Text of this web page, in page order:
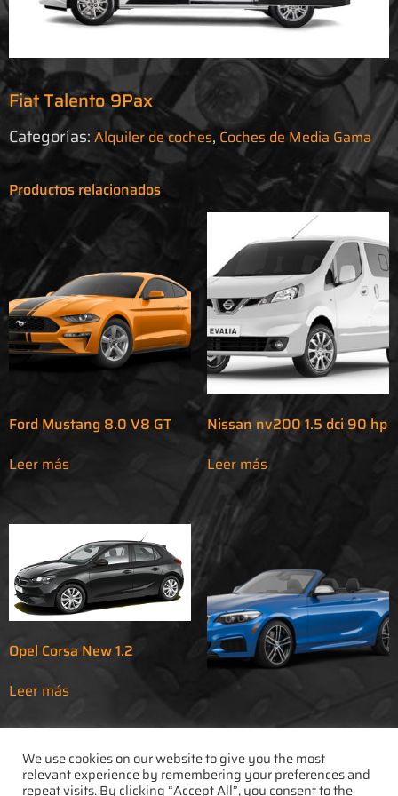
Fiat Talento 9Pax
Categorías: Alquiler de coches, Coches de Media Gama
Productos relacionados
Ford Mustang 8.0 V8 GT
Leer más
Nissan nv200 1.5 dci 90 hp
Leer más
Opel Corsa New 1.2
Leer más
similar
We use cookies on our website to give you the most
relevant experience by remembering your preferences and
repeat visits. By clicking “Accept All”, you consent to the